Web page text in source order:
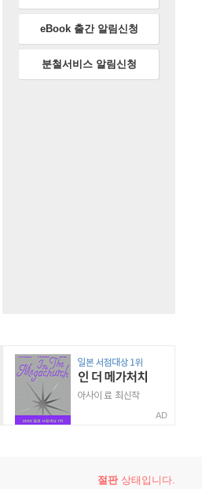
eBook 출간 알림신청
분철서비스 알림신청
AD
절판상태입니다.